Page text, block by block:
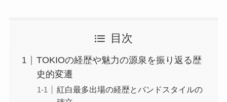
目次
TOKIOの経歴や魅力の源泉を振り返る歴
史的変遷
紅白最多出場の経歴とバンドスタイルの